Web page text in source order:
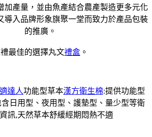
加產量，並由魚產結合農產製造更多元化
導入品牌形象旗聚一堂而致力於產品包裝
的推廣。
最佳的選擇丸文禮盒 。
達人功能型草本漢方衛生棉:提供功能型
日用型、夜用型、護墊型、量少型等衛
訊,天然草本舒緩經期悶熱不適